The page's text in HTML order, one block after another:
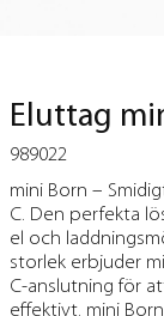
Eluttag
989022
mini Born –
C. Den perfekta
el och
storlek erbjuder
C-anslutning för
effektivt. mini